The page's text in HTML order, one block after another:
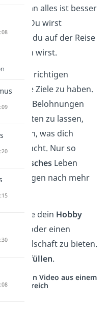
denn alles ist besser
haben. Du wirst
dass du auf der Reise
lernen wirst.
die richtigen
deine Ziele zu haben.
Belohnungen
leiten zu lassen,
was dich
macht. Nur so
authentischesLeben
Verlangen nach mehr
dein Hobby
oder einen
Gesellschaft zu bieten.
erfüllen.
Hier ein Video aus einem
Bereich